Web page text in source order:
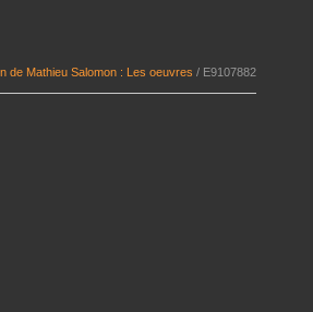
de Mathieu Salomon : Les oeuvres / E9107882